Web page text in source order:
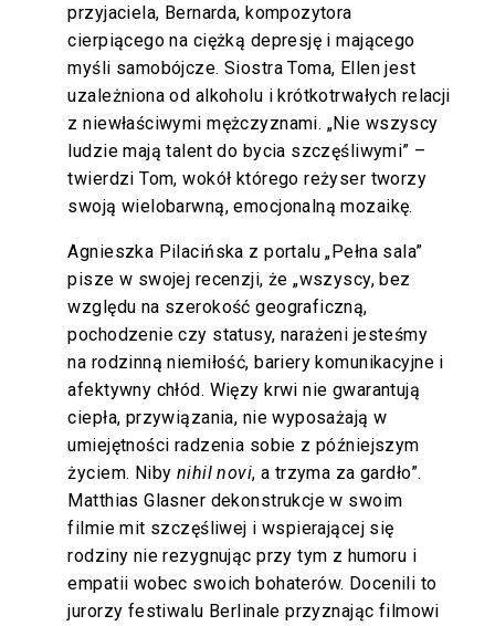
przyjaciela, Bernarda, kompozytora
cierpiącego na ciężką depresję i mającego
myśli samobójcze. Siostra Toma, Ellen jest
uzależniona od alkoholu i krótkotrwałych relacji
z niewłaściwymi mężczyznami. „Nie wszyscy
ludzie mają talent do bycia szczęśliwymi” –
twierdzi Tom, wokół którego reżyser tworzy
swoją wielobarwną, emocjonalną mozaikę.
Agnieszka Pilacińska z portalu „Pełna sala”
pisze w swojej recenzji, że „wszyscy, bez
względu na szerokość geograficzną,
pochodzenie czy statusy, narażeni jesteśmy
na rodzinną niemiłość, bariery komunikacyjne i
afektywny chłód. Więzy krwi nie gwarantują
ciepła, przywiązania, nie wyposażają w
umiejętności radzenia sobie z późniejszym
życiem. Niby nihil novi, a trzyma za gardło”.
Matthias Glasner dekonstrukcje w swoim
filmie mit szczęśliwej i wspierającej się
rodziny nie rezygnując przy tym z humoru i
empatii wobec swoich bohaterów. Docenili to
jurorzy festiwalu Berlinale przyznając filmowi